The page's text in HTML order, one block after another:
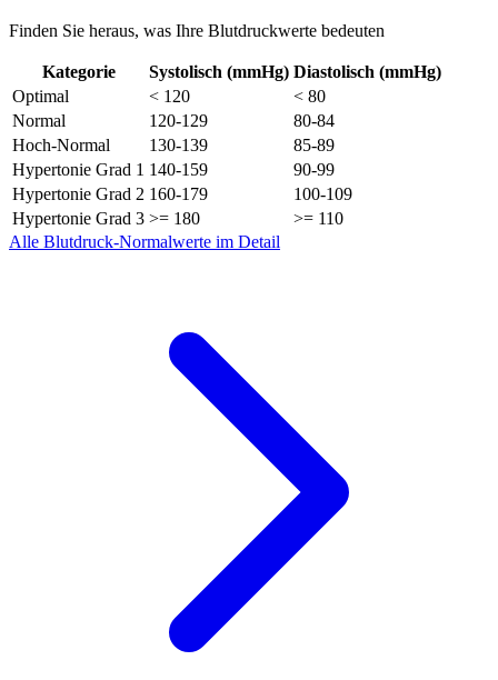
Finden Sie heraus, was Ihre Blutdruckwerte bedeuten
Kategorie Systolisch (mmHg) Diastolisch (mmHg)
Optimal
< 120
< 80
Normal
120-129
80-84
Hoch-Normal
130-139
85-89
Hypertonie Grad 1 140-159
90-99
Hypertonie Grad 2 160-179
100-109
Hypertonie Grad 3 >= 180
>= 110
Alle Blutdruck-Normalwerte im Detail